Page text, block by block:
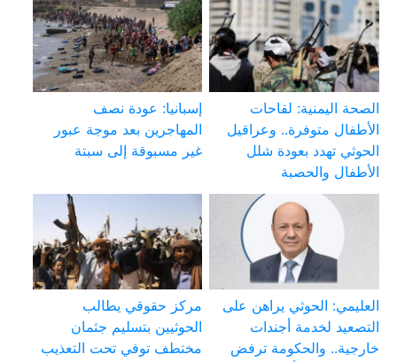
الصحة اليمنية: لقاحات
الأطفال متوفرة.. وعراقيل
الحوثي تهدد بعودة شلل
الأطفال والحصبة
إسبانيا: عودة نصف
المهاجرين بعد موجة عبور
غير مسبوقة إلى سبتة
العليمي: الحوثي يراهن على
التصعيد لخدمة أجندات
خارجية.. والحكومة ترفض
مركز حقوقي يطالب
الحوثيين بتسليم جثمان
مختطف توفي تحت التعذيب